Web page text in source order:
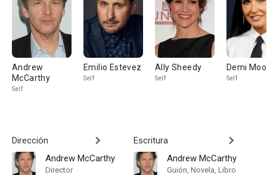
Andrew
McCarthy
Self
Emilio Estevez
Self
Ally Sheedy
Self
Demi
Self
Dirección
Andrew McCarthy
Director
Escritura
Andrew McCarthy
Guión, Novela, Libro